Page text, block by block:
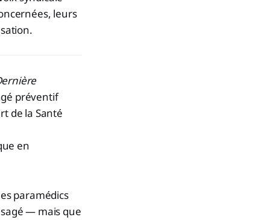
leurs
préventif
de la Santé
en
paramédics
— mais que